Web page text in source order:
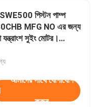
পিস্টন পাম্প
MFG NO এর জন্য
যন্ত্রাংশ সুইং মোটর।
আমাদের সাথে যোগাযোগ
করুন